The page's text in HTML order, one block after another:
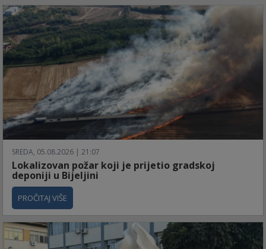
SREDA, 05.08.2026 | 21:07
Lokalizovan požar koji je prijetio gradskoj
deponiji u Bijeljini
PROČITAJ VIŠE